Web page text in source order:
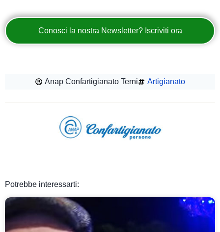
Conosci la nostra Newsletter? Iscriviti ora
Anap Confartigianato Terni Artigianato
Potrebbe interessarti: